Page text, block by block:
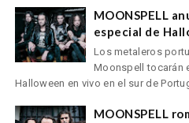
MOONSPELL
especial de
Los metaleros
Moonspell tocarán
Halloween en vivo en el sur de
MOONSPELL